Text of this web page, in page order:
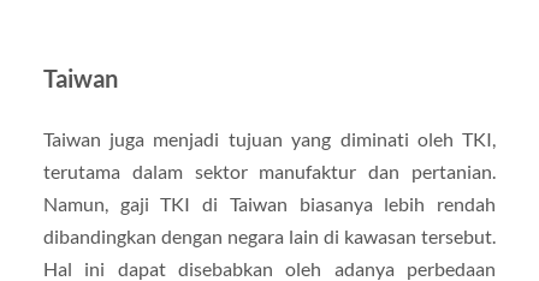
Taiwan
Taiwan juga menjadi tujuan yang diminati oleh TKI,
terutama dalam sektor manufaktur dan pertanian.
Namun, gaji TKI di Taiwan biasanya lebih rendah
dibandingkan dengan negara lain di kawasan tersebut.
Hal ini dapat disebabkan oleh adanya perbedaan